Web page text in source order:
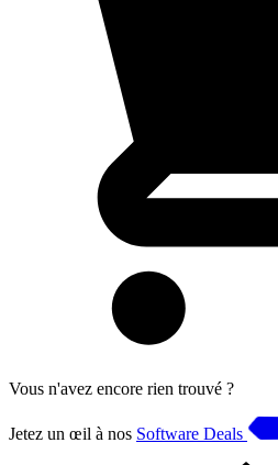
Vous n'avez encore rien trouvé ?
Jetez un œil à nos Software Deals